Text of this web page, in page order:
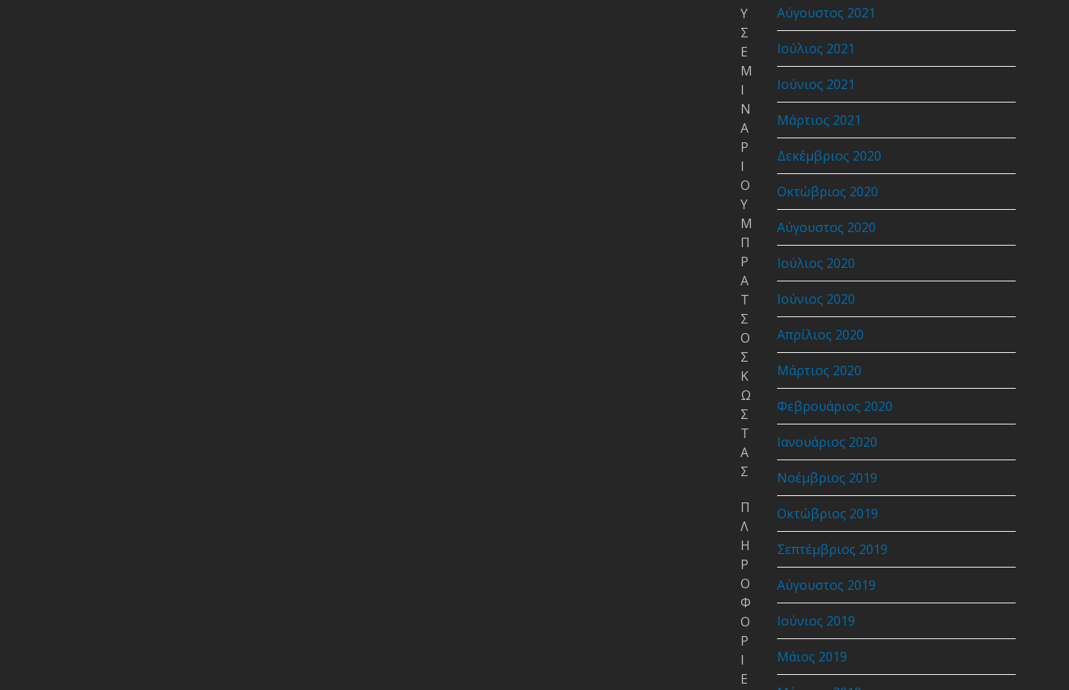
Αύγουστος 2021
Ιούλιος 2021
Ιούνιος 2021
Μάρτιος 2021
Δεκέμβριος 2020
Οκτώβριος 2020
Αύγουστος 2020
Ιούλιος 2020
Ιούνιος 2020
Απρίλιος 2020
Μάρτιος 2020
Φεβρουάριος 2020
Ιανουάριος 2020
Νοέμβριος 2019
Οκτώβριος 2019
Σεπτέμβριος 2019
Αύγουστος 2019
Ιούνιος 2019
Μάιος 2019
Υ
Σ
Ε
Μ
Ι
Ν
Α
Ρ
Ι
Ο
Υ
Μ
Π
Ρ
Α
Τ
Σ
Ο
Σ
Κ
Ω
Σ
Τ
Α
Σ
Π
Λ
Η
Ρ
Ο
Φ
Ο
Ρ
Ι
Ε